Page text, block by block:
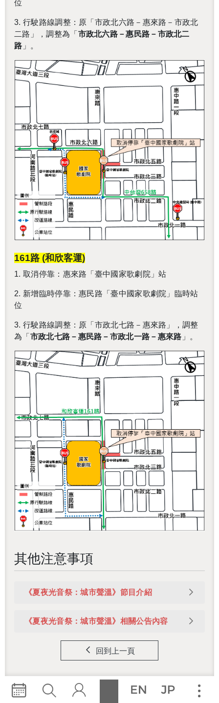
位
3.行駛路線調整：原「市政北六路－惠來路－市政北
二路」，調整為「 市政北六路－惠民路－市政北二
路 」。
161路 (和欣客運)
1.取消停靠：惠來路「臺中國家歌劇院」站
2. 新增臨時停靠：惠民路「臺中國家歌劇院」臨時站
位
3.行駛路線調整：原「市政北七路－惠來路」，調整
為「 市政北七路－惠民路－市政北一路－惠來路 」 。
其他注意事項
《夏夜光音祭：城市聲溫》節目介紹
《夏夜光音祭：城市聲溫》相關公告內容
回到上一頁